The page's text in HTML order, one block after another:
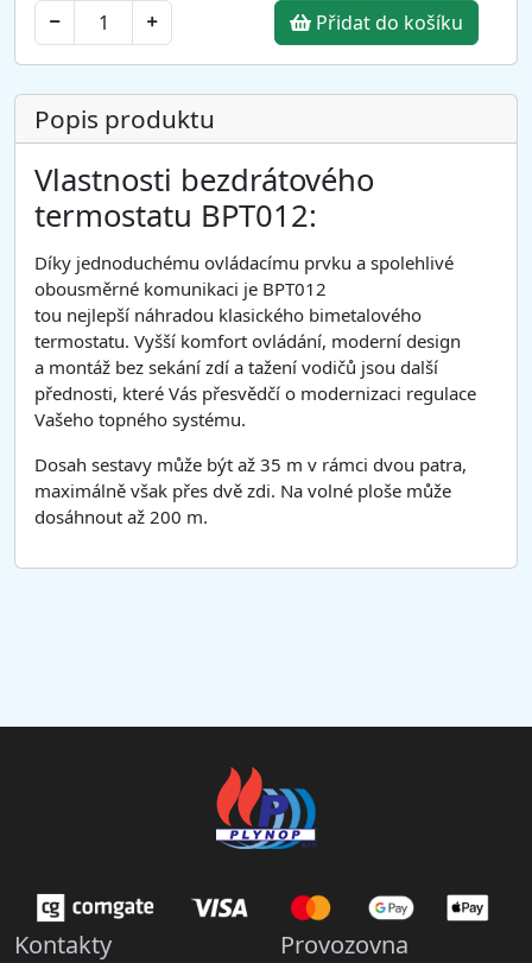
Přidat do košíku
Popis produktu
Vlastnosti bezdrátového
termostatu BPT012:
Díky jednoduchému ovládacímu prvku a spolehlivé
obousměrné komunikaci je BPT012
tou nejlepší náhradou klasického bimetalového
termostatu. Vyšší komfort ovládání, moderní design
a montáž bez sekání zdí a tažení vodičů jsou další
přednosti, které Vás přesvědčí o modernizaci regulace
Vašeho topného systému.
Dosah sestavy může být až 35 m v rámci dvou patra,
maximálně však přes dvě zdi. Na volné ploše může
dosáhnout až 200 m.
Kontakty Provozovna